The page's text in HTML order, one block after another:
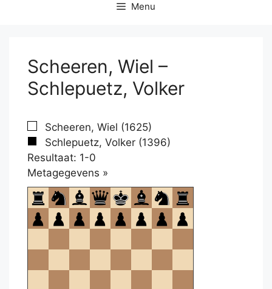
Menu
Scheeren, Wiel –
Schlepuetz, Volker
Scheeren, Wiel (1625)
Schlepuetz, Volker (1396)
Resultaat: 1-0
Metagegevens »
om
te
openen.